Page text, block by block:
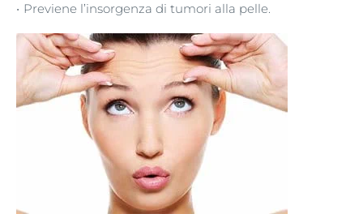
Previene l’insorgenza di tumori alla pelle.